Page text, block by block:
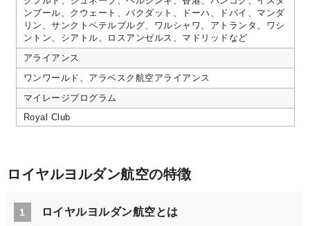
ンブール、クウェート、バクダット、ドーハ、ドバイ、マンダ
リン、サンクトペテルブルグ、ワルシャワ、アトランタ、ワシ
ントン、シアトル、ロスアンゼルス、マドリッドなど
アライアンス
ワンワールド、アラベスク航空アライアンス
マイレージプログラム
Royal Club
ロイヤルヨルダン航空の特徴
1 ロイヤルヨルダン航空とは